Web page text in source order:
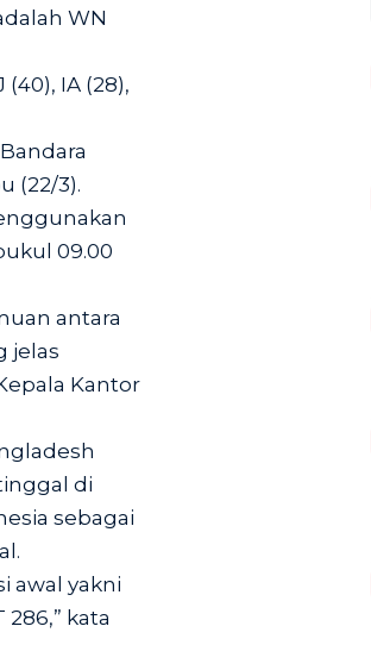
WN
IA (28),
(22/3).
09.00
antara
jelas
Kantor
di
sebagai
awal yakni
kata